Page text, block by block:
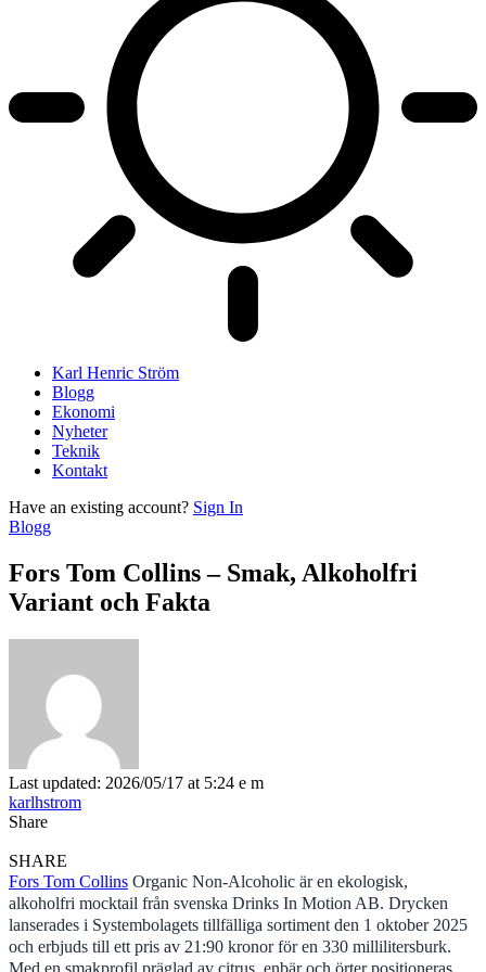
Karl Henric Ström
Blogg
Ekonomi
Nyheter
Teknik
Kontakt
Have an existing account? Sign In
Blogg
Fors Tom Collins – Smak, Alkoholfri
Variant och Fakta
Last updated: 2026/05/17 at 5:24 e m
karlhstrom
Share
SHARE
Fors Tom Collins Organic Non-Alcoholic är en ekologisk,
alkoholfri mocktail från svenska Drinks In Motion AB. Drycken
lanserades i Systembolagets tillfälliga sortiment den 1 oktober 2025
och erbjuds till ett pris av 21:90 kronor för en 330 millilitersburk.